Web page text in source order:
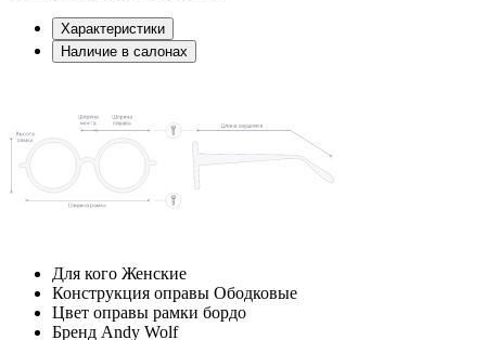
Характеристики
Наличие в салонах
Для кого Женские
Конструкция оправы Ободковые
Цвет оправы рамки бордо
Бренд Andy Wolf